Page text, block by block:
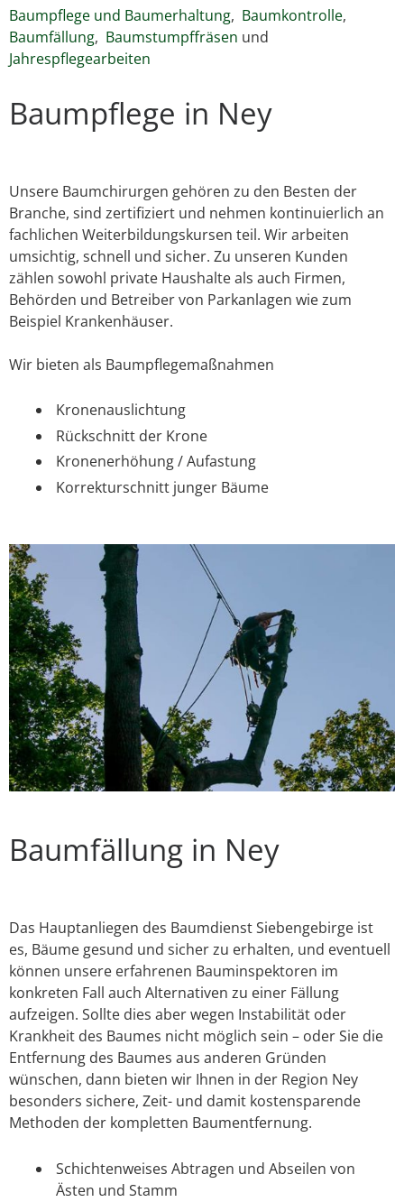
Baumpflege und Baumerhaltung, Baumkontrolle,
Baumfällung, Baumstumpffräsen und
Jahrespflegearbeiten
Baumpflege in Ney
Unsere Baumchirurgen gehören zu den Besten der
Branche, sind zertifiziert und nehmen kontinuierlich an
fachlichen Weiterbildungskursen teil. Wir arbeiten
umsichtig, schnell und sicher. Zu unseren Kunden
zählen sowohl private Haushalte als auch Firmen,
Behörden und Betreiber von Parkanlagen wie zum
Beispiel Krankenhäuser.
Wir bieten als Baumpflegemaßnahmen
Kronenauslichtung
Rückschnitt der Krone
Kronenerhöhung / Aufastung
Korrekturschnitt junger Bäume
Baumfällung in Ney
Das Hauptanliegen des Baumdienst Siebengebirge ist
es, Bäume gesund und sicher zu erhalten, und eventuell
können unsere erfahrenen Bauminspektoren im
konkreten Fall auch Alternativen zu einer Fällung
aufzeigen. Sollte dies aber wegen Instabilität oder
Krankheit des Baumes nicht möglich sein – oder Sie die
Entfernung des Baumes aus anderen Gründen
wünschen, dann bieten wir Ihnen in der Region Ney
besonders sichere, Zeit- und damit kostensparende
Methoden der kompletten Baumentfernung.
Schichtenweises Abtragen und Abseilen von
Ästen und Stamm